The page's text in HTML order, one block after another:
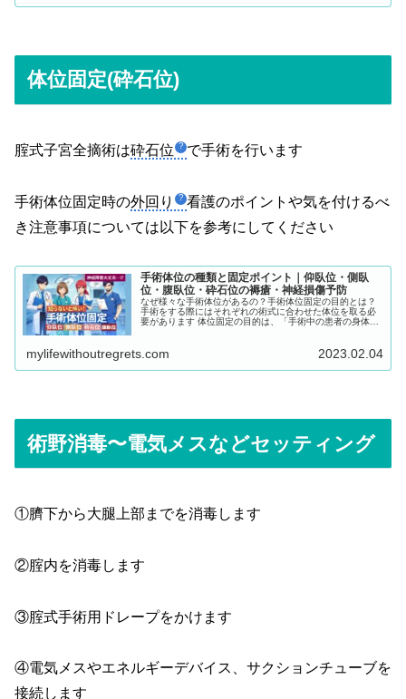
できるようになります。
体位固定(砕石位)
腟式子宮全摘術は砕石位 で手術を行います
手術体位固定時の外回り
看護のポイントや気を付けるべ
き注意事項については以下を参考にしてください
手術体位の種類と固定ポイント｜仰臥位・側臥
位・腹臥位・砕石位の褥瘡・神経損傷予防
なぜ様々な手術体位があるの？手術体位固定の目的とは？
手術をする際にはそれぞれの術式に合わせた体位を取る必
要があります 体位固定の目的は、「手術中の患者の身体へ
によって「手術体位」も変わるのです
mylifewithoutregrets.com 2023.02.04
術野消毒〜電気メスなどセッティング
①臍下から大腿上部までを消毒します
②腟内を消毒します
③腟式手術用ドレープをかけます
④電気メスやエネルギーデバイス、サクションチューブを
接続します